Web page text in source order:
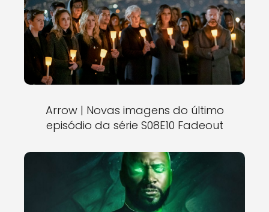
Arrow | Novas imagens do último
episódio da série S08E10 Fadeout